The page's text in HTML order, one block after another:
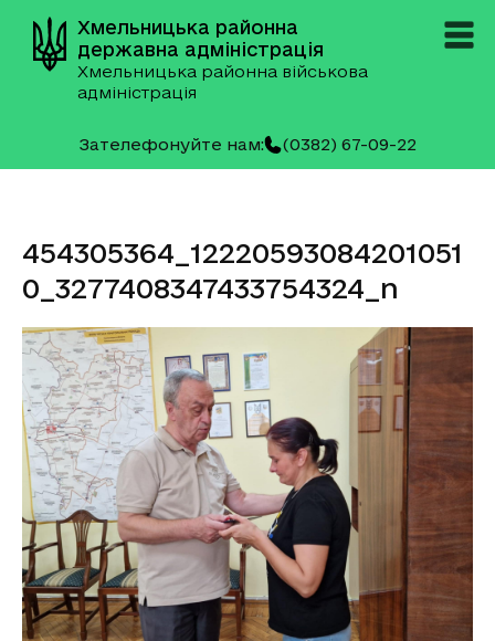
Хмельницька районна
державна адміністрація
Хмельницька районна військова
адміністрація
Зателефонуйте нам: (0382) 67-09-22
454305364_12220593084201051
0_3277408347433754324_n